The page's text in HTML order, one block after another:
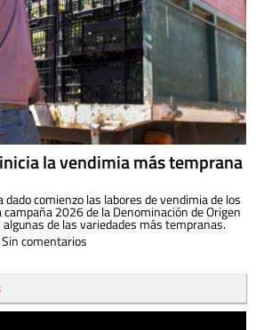
la vendimia más temprana
dado comienzo las labores de vendimia de los
2026 de la Denominación de Origen
algunas de las variedades más tempranas.
Sin comentarios